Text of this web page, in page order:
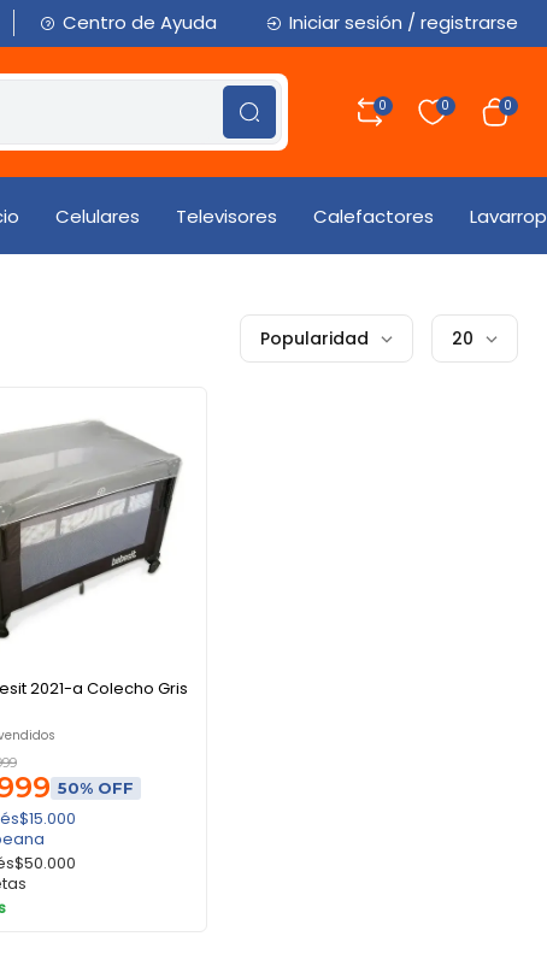
Centro de Ayuda Iniciar sesión / registrarse
0 0 0
Celulares Televisores Calefactores
Popularidad 20
2021-a Colecho Gris
50% OFF
$15.000
$50.000